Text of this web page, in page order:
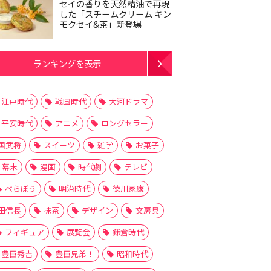
セイの香りを天然精油で再現
した「スチームクリーム キン
モクセイ&茶」新登場
ランキングを表示
江戸時代 戦国時代
大河ドラマ
平安時代
アニメ
ロングセラー
武将
スイーツ 雑学
お菓子
幕末
漫画 時代劇
テレビ
べらぼう
明治時代
徳川家康
信長
抹茶 デザイン
文房具
フィギュア
展覧会
鎌倉時代
豊臣秀吉
豊臣兄弟！
昭和時代